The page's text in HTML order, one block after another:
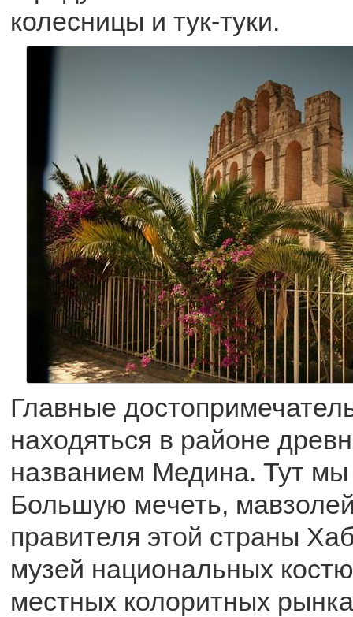
колесницы и тук-туки.
Главные
находяться в районе
названием Медина. Тут мы
Большую мечеть,
правителя этой страны
музей национальных
местных колоритных